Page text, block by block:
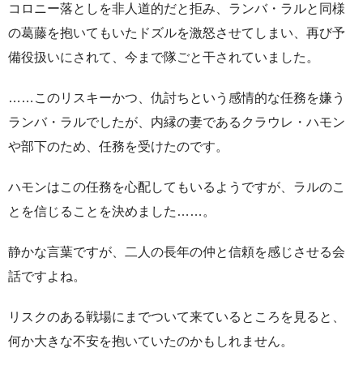
コロニー落としを非人道的だと拒み、ランバ・ラルと同様
の葛藤を抱いてもいたドズルを激怒させてしまい、再び予
備役扱いにされて、今まで隊ごと干されていました。
……このリスキーかつ、仇討ちという感情的な任務を嫌う
ランバ・ラルでしたが、内縁の妻であるクラウレ・ハモン
や部下のため、任務を受けたのです。
ハモンはこの任務を心配してもいるようですが、ラルのこ
とを信じることを決めました……。
静かな言葉ですが、二人の長年の仲と信頼を感じさせる会
話ですよね。
リスクのある戦場にまでついて来ているところを見ると、
何か大きな不安を抱いていたのかもしれません。